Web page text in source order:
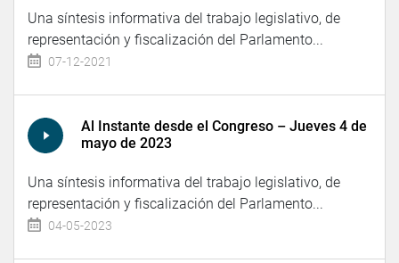
Una síntesis informativa del trabajo legislativo, de
representación y fiscalización del Parlamento...
07-12-2021
Al Instante desde el Congreso – Jueves 4 de
mayo de 2023
Una síntesis informativa del trabajo legislativo, de
representación y fiscalización del Parlamento...
04-05-2023